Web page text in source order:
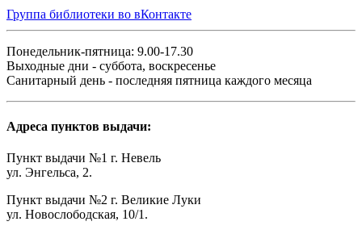
Группа библиотеки во вКонтакте
Понедельник-пятница: 9.00-17.30
Выходные дни - суббота, воскресенье
Санитарный день - последняя пятница каждого месяца
Адреса пунктов выдачи:
Пункт выдачи №1 г. Невель
ул. Энгельса, 2.
Пункт выдачи №2 г. Великие Луки
ул. Новослободская, 10/1.